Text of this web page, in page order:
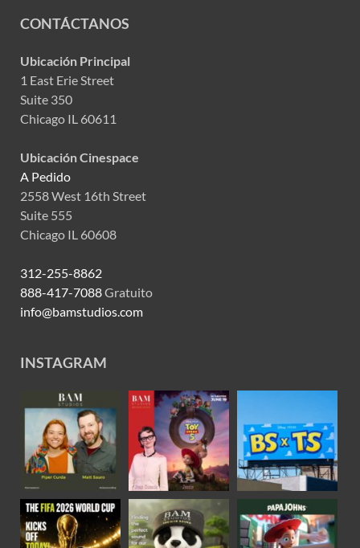
CONTÁCTANOS
Ubicación Principal
1 East Erie Street
Suite 350
Chicago IL 60611
Ubicación Cinespace
A Pedido
2558 West 16th Street
Suite 555
Chicago IL 60608
312-255-8862
888-417-7088Gratuito
info@bamstudios.com
INSTAGRAM